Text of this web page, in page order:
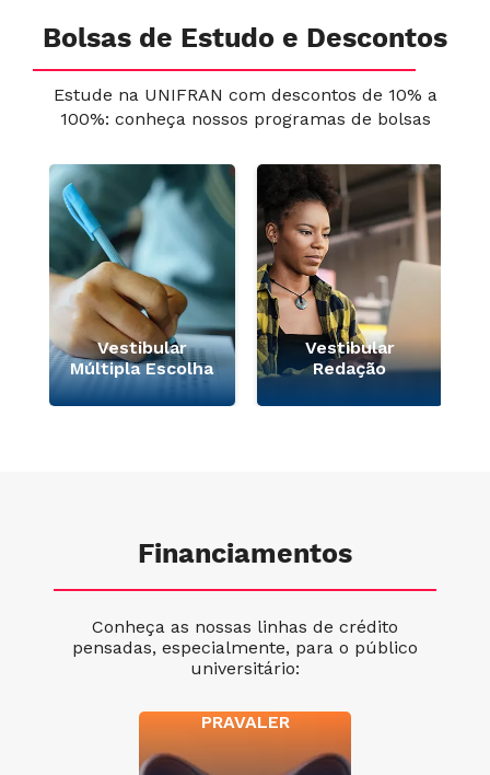
Bolsas de Estudo e Descontos
Estude na UNIFRAN com descontos de 10% a
100%: conheça nossos programas de bolsas
Vestibular
Múltipla Escolha
Vestibular
Redação
Financiamentos
Conheça as nossas linhas de crédito
pensadas, especialmente, para o público
universitário:
PRAVALER